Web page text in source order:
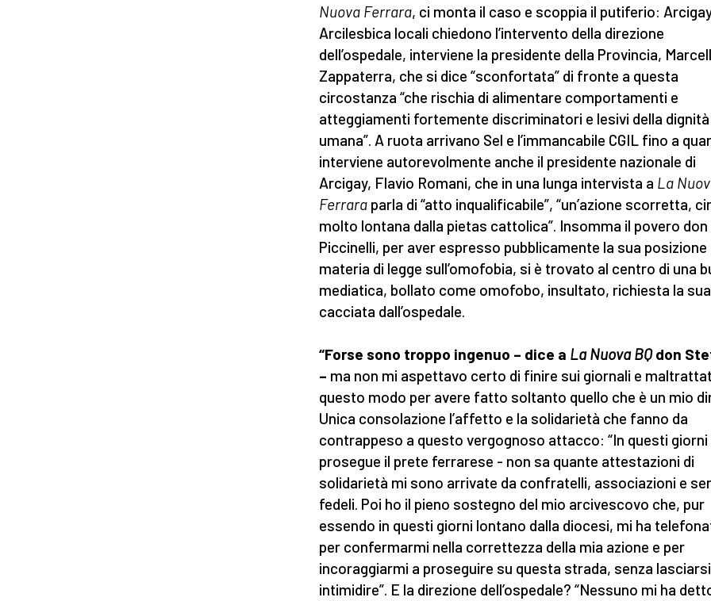
Nuova Ferrara, ci monta il caso e scoppia il putiferio:
Arcilesbica locali chiedono l’intervento della direzione
dell’ospedale, interviene la presidente della Provincia,
Zappaterra, che si dice “sconfortata” di fronte a questa
circostanza “che rischia di alimentare comportamenti e
atteggiamenti fortemente discriminatori e lesivi della dignità
umana”. A ruota arrivano Sel e l’immancabile CGIL fino a
interviene autorevolmente anche il presidente nazionale di
Arcigay, Flavio Romani, che in una lunga intervista a La
Ferrara parla di “atto inqualificabile”, “un’azione scorretta,
molto lontana dalla pietas cattolica”. Insomma il povero don
Piccinelli, per aver espresso pubblicamente la sua posizione
materia di legge sull’omofobia, si è trovato al centro di una
mediatica, bollato come omofobo, insultato, richiesta la sua
cacciata dall’ospedale.
“Forse sono troppo ingenuo – dice a La Nuova BQdon
– ma non mi aspettavo certo di finire sui giornali e
questo modo per avere fatto soltanto quello che è un mio
Unica consolazione l’affetto e la solidarietà che fanno da
contrappeso a questo vergognoso attacco: “In questi giorni
prosegue il prete ferrarese - non sa quante attestazioni di
solidarietà mi sono arrivate da confratelli, associazioni e
fedeli. Poi ho il pieno sostegno del mio arcivescovo che, pur
essendo in questi giorni lontano dalla diocesi, mi ha
per confermarmi nella correttezza della mia azione e per
incoraggiarmi a proseguire su questa strada, senza lasciarsi
intimidire”. E la direzione dell’ospedale? “Nessuno mi ha